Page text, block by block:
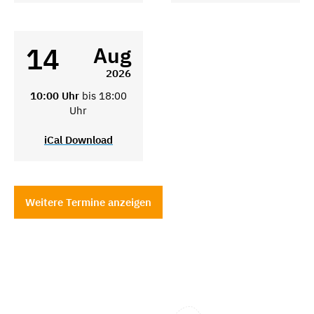
14 Aug
2026
10:00 Uhr bis 18:00
Uhr
iCal Download
Weitere Termine anzeigen